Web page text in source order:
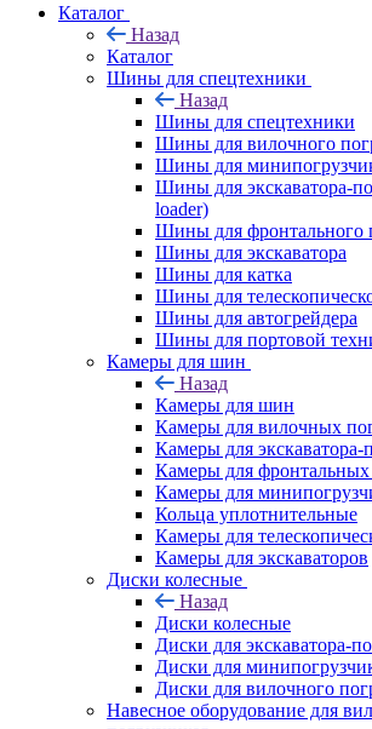
Каталог
Назад
Каталог
Шины для спецтехники
Назад
Шины для спецтехники
Шины для вилочного
Шины для
Шины для экскаватора-
loader)
Шины для фронтального
Шины для экскаватора
Шины для катка
Шины для
Шины для автогрейдера
Шины для портовой
Камеры для шин
Назад
Камеры для шин
Камеры для вилочных
Камеры для экскаватора-
Камеры для фронтальных
Камеры для
Кольца уплотнительные
Камеры для
Камеры для экскаваторов
Диски колесные
Назад
Диски колесные
Диски для экскаватора-
Диски для
Диски для вилочного
Навесное оборудование для